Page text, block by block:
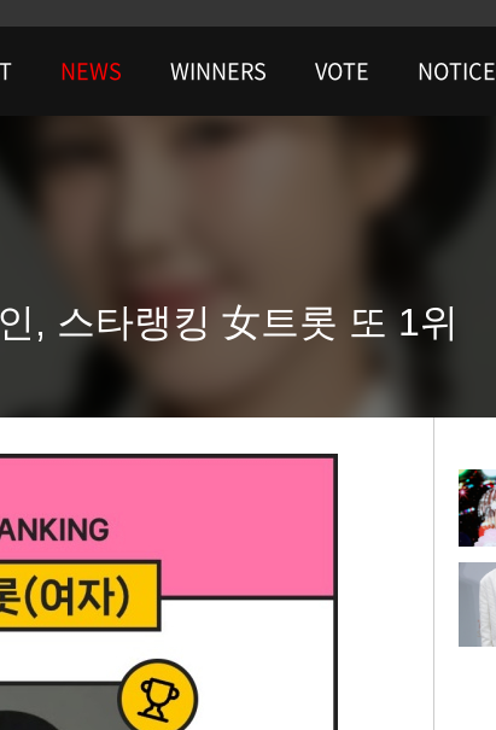
NEWS WINNERS VOTE NOTICE
, 스타랭킹 女트롯 또 1위